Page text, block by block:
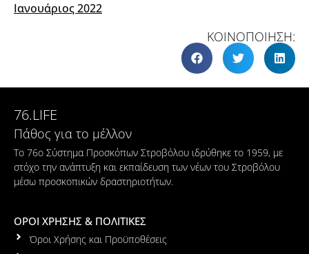
Ιανουάριος 2022
ΚΟΙΝΟΠΟΙΗΣΗ:
76.LIFE
Πάθος για το μέλλον
Το 76ο Σύστημα Προσκόπων Στροβόλου ιδρύθηκε το 1959, με
στόχο την ανάπτυξη και εκπαίδευση των νέων του Στροβόλου
μέσω προσκοπικών δραστηριοτήτων.
ΟΡΟΙ ΧΡΗΣΗΣ & ΠΟΛΙΤΙΚΕΣ
Όροι Χρήσης και Προϋποθέσεις